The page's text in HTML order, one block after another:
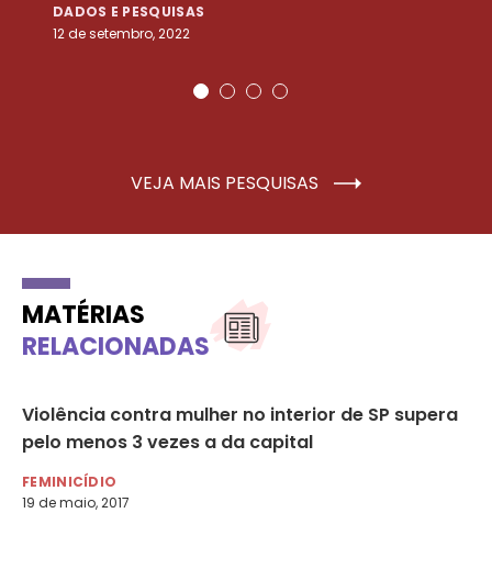
DADOS E PESQUISAS
12 de setembro, 2022
VEJA MAIS PESQUISAS
MATÉRIAS
RELACIONADAS
Violência contra mulher no interior de SP supera
pelo menos 3 vezes a da capital
FEMINICÍDIO
19 de maio, 2017